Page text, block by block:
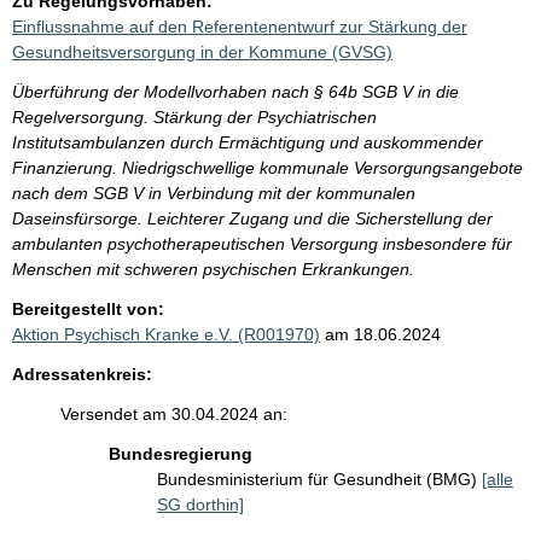
Einflussnahme auf den Referentenentwurf zur Stärkung der
Gesundheitsversorgung in der Kommune (GVSG)
Überführung der Modellvorhaben nach § 64b SGB V in die
Regelversorgung. Stärkung der Psychiatrischen
Institutsambulanzen durch Ermächtigung und auskommender
Finanzierung. Niedrigschwellige kommunale Versorgungsangebote
nach dem SGB V in Verbindung mit der kommunalen
Daseinsfürsorge. Leichterer Zugang und die Sicherstellung der
ambulanten psychotherapeutischen Versorgung insbesondere für
Menschen mit schweren psychischen Erkrankungen.
Bereitgestellt von:
Aktion Psychisch Kranke e.V. (R001970) am 18.06.2024
Adressatenkreis:
Versendet am 30.04.2024 an:
Bundesregierung
Bundesministerium für Gesundheit (BMG) [alle
SG dorthin]